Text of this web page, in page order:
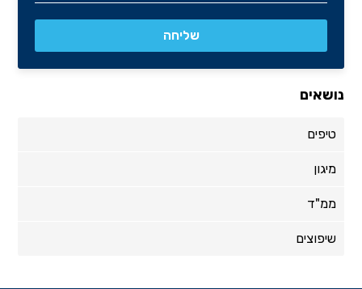
נושאים
טיפים
מיגון
ממ"ד
שיפוצים